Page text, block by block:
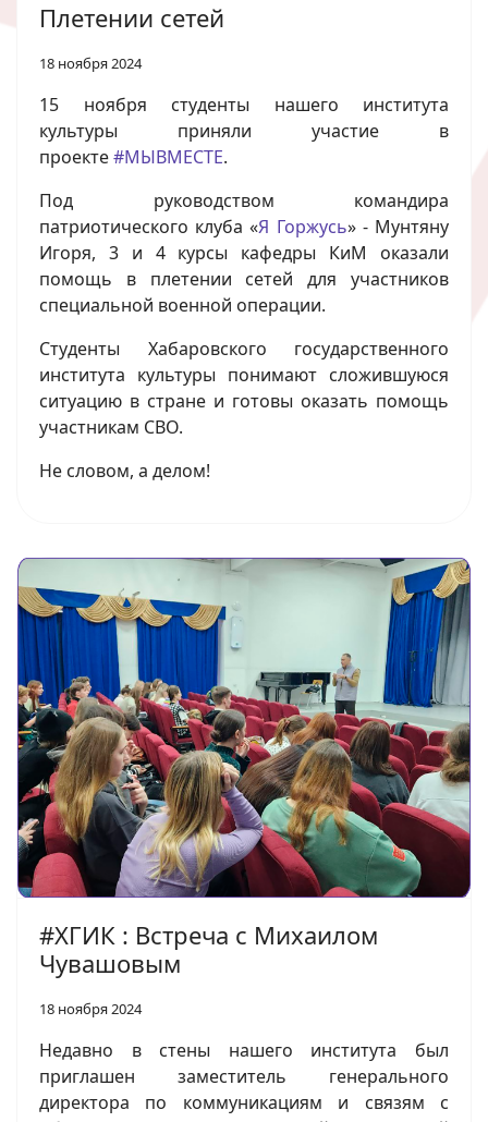
Плетении сетей
18 ноября 2024
15 ноября студенты нашего института
культуры приняли участие в
проекте#МЫВМЕСТЕ.
Под руководством командира
патриотического клуба «Я Горжусь» - Мунтяну
Игоря, 3 и 4 курсы кафедры КиМ оказали
помощь в плетении сетей для участников
специальной военной операции.
Студенты Хабаровского государственного
института культуры понимают сложившуюся
ситуацию в стране и готовы оказать помощь
участникам СВО.
Не словом, а делом!
#ХГИК : Встреча с Михаилом
Чувашовым
18 ноября 2024
Недавно в стены нашего института был
приглашен заместитель генерального
директора по коммуникациям и связям с